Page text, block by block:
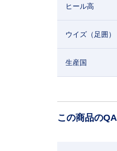
ヒール高
ウイズ（足囲）
生産国
この商品のQA